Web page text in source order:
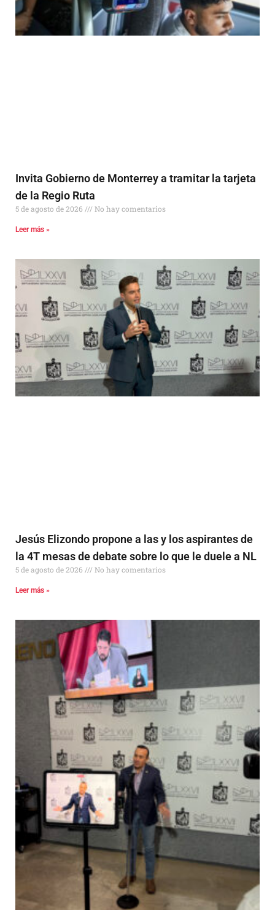
Invita Gobierno de Monterrey a tramitar la tarjeta
de la Regio Ruta
5 de agosto de 2026 No hay comentarios
Leer más »
Jesús Elizondo propone a las y los aspirantes de
la 4T mesas de debate sobre lo que le duele a NL
5 de agosto de 2026 No hay comentarios
Leer más »